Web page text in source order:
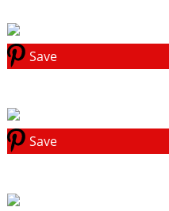
Save
Save